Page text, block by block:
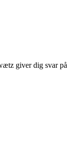
giver dig svar på